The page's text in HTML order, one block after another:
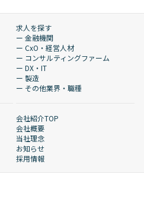
求人を探す
ー 金融機関
ー CxO・経営人材
ー コンサルティングファーム
ー DX・IT
ー 製造
ー その他業界・職種
会社紹介TOP
会社概要
当社理念
お知らせ
採用情報